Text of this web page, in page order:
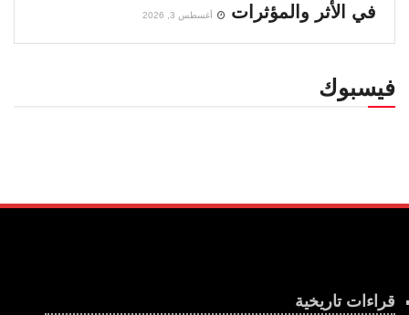
في الأثر والمؤثرات
أغسطس 3, 2026
فيسبوك
قراءات تاريخية